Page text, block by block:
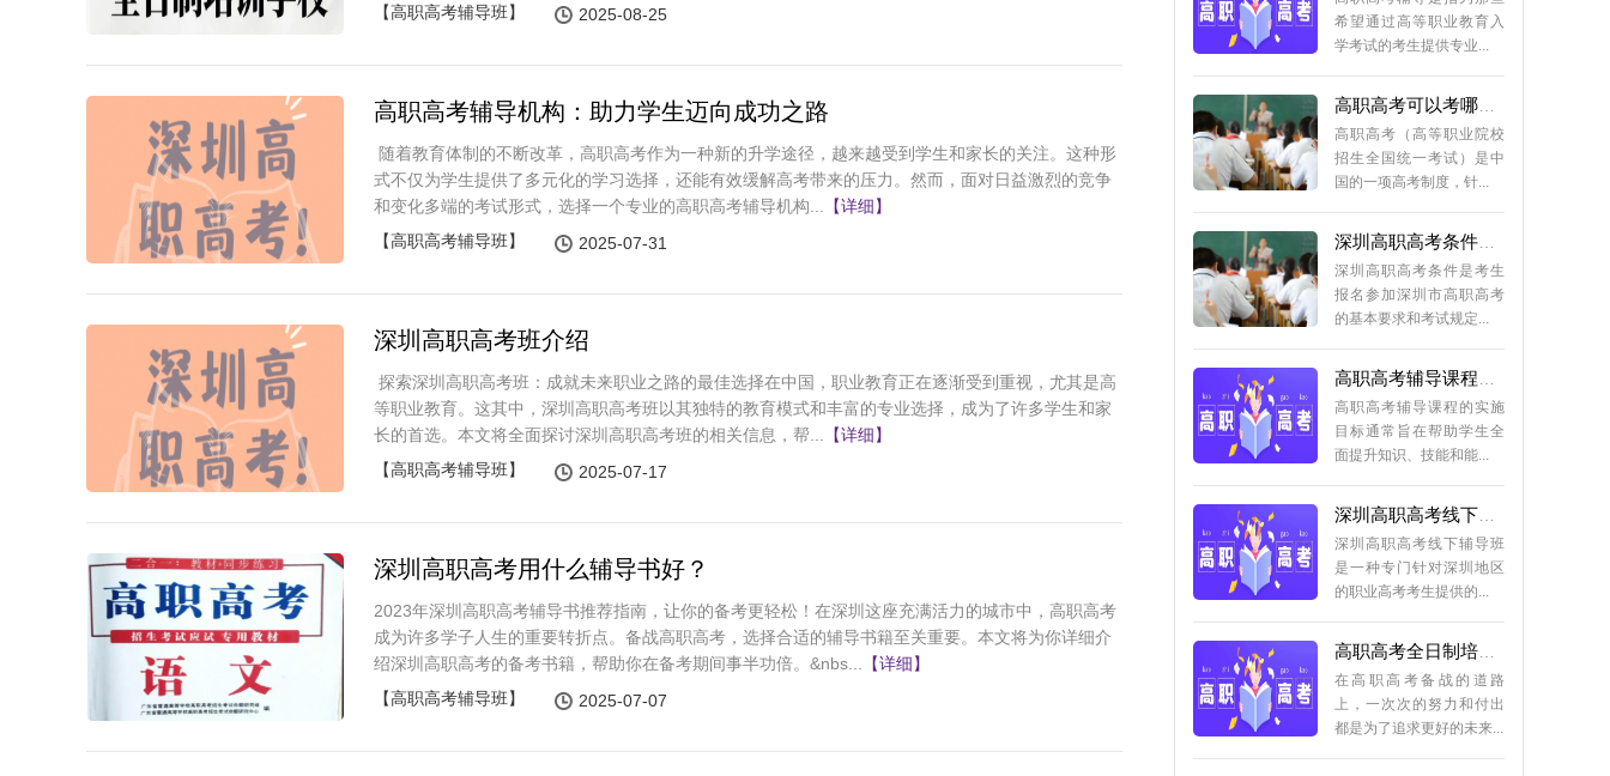
【高职高考辅导班】
2025-08-25
高职高考辅导机构：助力学生迈向成功之路
随着教育体制的不断改革，高职高考作为一种新的升学途径，越来越受到学生和家长的关注。这种形
式不仅为学生提供了多元化的学习选择，还能有效缓解高考带来的压力。然而，面对日益激烈的竞争
和变化多端的考试形式，选择一个专业的高职高考辅导机构...
【详细】
【高职高考辅导班】
2025-07-31
深圳高职高考班介绍
探索深圳高职高考班：成就未来职业之路的最佳选择在中国，职业教育正在逐渐受到重视，尤其是高
等职业教育。这其中，深圳高职高考班以其独特的教育模式和丰富的专业选择，成为了许多学生和家
长的首选。本文将全面探讨深圳高职高考班的相关信息，帮...
【详细】
【高职高考辅导班】
2025-07-17
深圳高职高考用什么辅导书好？
2023年深圳高职高考辅导书推荐指南，让你的备考更轻松！在深圳这座充满活力的城市中，高职高考
成为许多学子人生的重要转折点。备战高职高考，选择合适的辅导书籍至关重要。本文将为你详细介
绍深圳高职高考的备考书籍，帮助你在备考期间事半功倍。&nbs...
【详细】
【高职高考辅导班】
2025-07-07
学考试的考生提供专业...
高职高考可以考哪些学校
高职高考（高等职业院校
招生全国统一考试）是中
国的一项高考制度，针...
深圳高职高考条件有哪些？
深圳高职高考条件是考生
报名参加深圳市高职高考
的基本要求和考试规定...
高职高考辅导课程实施目标
高职高考辅导课程的实施
目标通常旨在帮助学生全
面提升知识、技能和能...
深圳高职高考线下辅导班
深圳高职高考线下辅导班
是一种专门针对深圳地区
的职业高考考生提供的...
高职高考全日制培优考前辅导班
在高职高考备战的道路
上，一次次的努力和付出
都是为了追求更好的未来...
什么类型的高职高考辅导班好？